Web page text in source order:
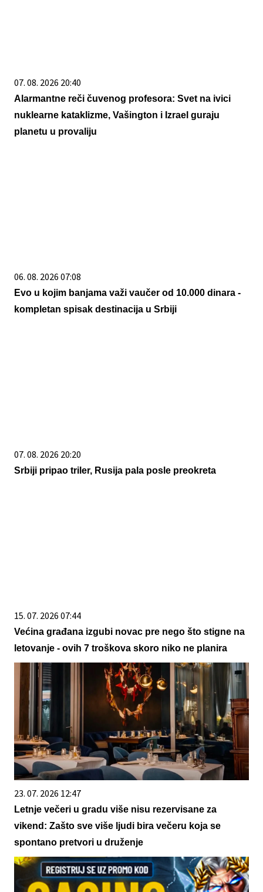
07. 08. 2026 20:40
Alarmantne reči čuvenog profesora: Svet na ivici
nuklearne kataklizme, Vašington i Izrael guraju
planetu u provaliju
06. 08. 2026 07:08
Evo u kojim banjama važi vaučer od 10.000 dinara -
kompletan spisak destinacija u Srbiji
07. 08. 2026 20:20
Srbiji pripao triler, Rusija pala posle preokreta
15. 07. 2026 07:44
Većina građana izgubi novac pre nego što stigne na
letovanje - ovih 7 troškova skoro niko ne planira
23. 07. 2026 12:47
Letnje večeri u gradu više nisu rezervisane za
vikend: Zašto sve više ljudi bira večeru koja se
spontano pretvori u druženje